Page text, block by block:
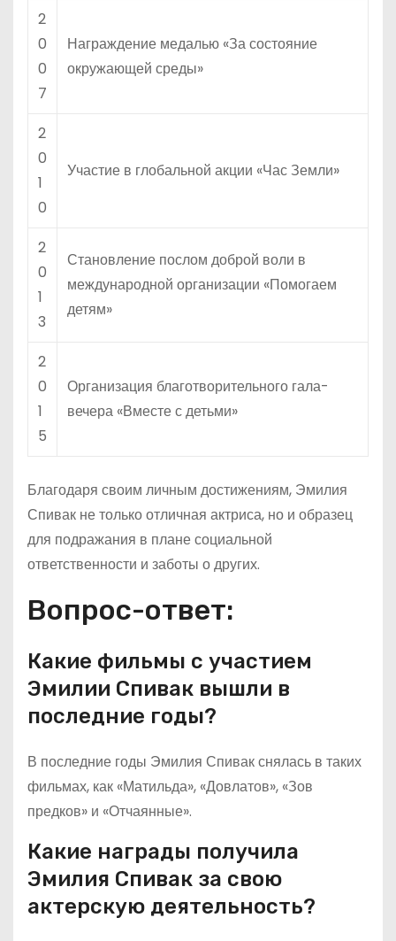
2
0
0
7
Награждение медалью «За состояние
окружающей среды»
2
0
1
0
Участие в глобальной акции «Час Земли»
2
0
1
3
Становление послом доброй воли в
международной организации «Помогаем
детям»
2
0
1
5
Организация благотворительного гала-
вечера «Вместе с детьми»
Благодаря своим личным достижениям, Эмилия
Спивак не только отличная актриса, но и образец
для подражания в плане социальной
ответственности и заботы о других.
Вопрос-ответ:
Какие фильмы с участием
Эмилии Спивак вышли в
последние годы?
В последние годы Эмилия Спивак снялась в таких
фильмах, как «Матильда», «Довлатов», «Зов
предков» и «Отчаянные».
Какие награды получила
Эмилия Спивак за свою
актерскую деятельность?